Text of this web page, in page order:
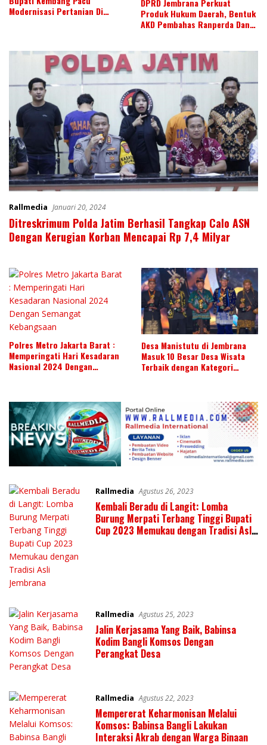
Modernisasi Pertanian Di
DPRD Jembrana Perkuat
Produk Hukum Daerah, Bentuk
AKD Pembahas Ranperda Dan
Rallmedia Januari 20, 2024
Ditreskrimum Polda Jatim Berhasil Tangkap Calo ASN
Dengan Kerugian Korban Mencapai Rp 7,4 Milyar
Polres Metro Jakarta Barat :
Memperingati Hari Kesadaran
Nasional 2024 Dengan
Desa Manistutu di Jembrana
Masuk 10 Besar Desa Wisata
Terbaik dengan Kategori
Rallmedia Agustus 26, 2023
Kembali Beradu di Langit: Lomba
Burung Merpati Terbang Tinggi Bupati
Cup 2023 Memukau dengan Tradisi Asli
Rallmedia Agustus 25, 2023
Jalin Kerjasama Yang Baik, Babinsa
Kodim Bangli Komsos Dengan
Perangkat Desa
Rallmedia Agustus 22, 2023
Mempererat Keharmonisan Melalui
Komsos: Babinsa Bangli Lakukan
Interaksi Akrab dengan Warga Binaan